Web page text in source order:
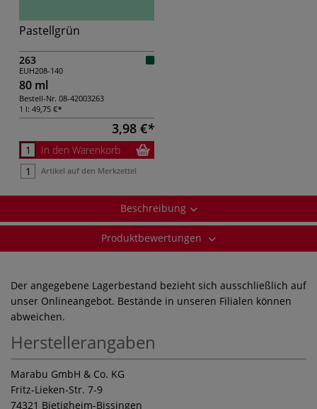
Pastellgrün
263
EUH208-140
80 ml
Bestell-Nr. 08-42003263
1 l: 49,75 €
3,98 €
In den Warenkorb
Artikel auf den Merkzettel
Beschreibung
Produktbewertungen
Der angegebene Lagerbestand bezieht sich ausschließlich auf
unser Onlineangebot. Bestände in unseren Filialen können
abweichen.
Herstellerangaben
Marabu GmbH & Co. KG
Fritz-Lieken-Str. 7-9
74321 Bietigheim-Bissingen